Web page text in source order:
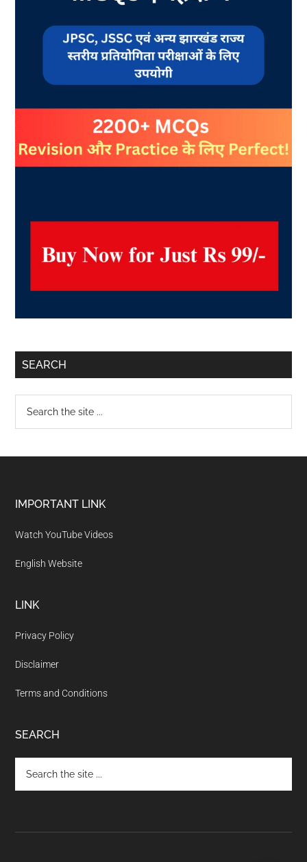
SEARCH
IMPORTANT LINK
Watch YouTube Videos
English Website
LINK
Privacy Policy
Disclaimer
Terms and Conditions
SEARCH